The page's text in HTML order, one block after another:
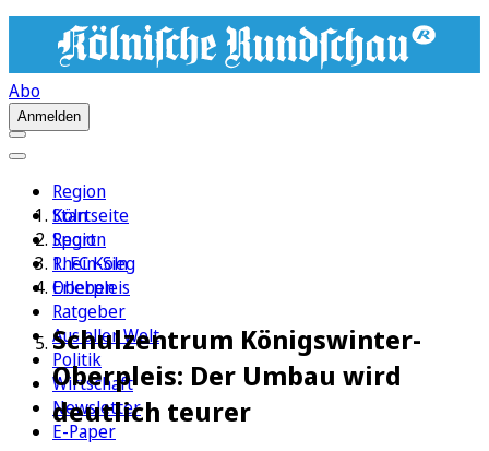
Abo
Anmelden
Region
Köln
Sport
1. FC Köln
Erleben
Ratgeber
Aus aller Welt
Politik
Wirtschaft
Newsletter
E-Paper
Startseite
Region
Rhein-Sieg
Oberpleis
Schulzentrum Königswinter-
Oberpleis: Der Umbau wird
deutlich teurer